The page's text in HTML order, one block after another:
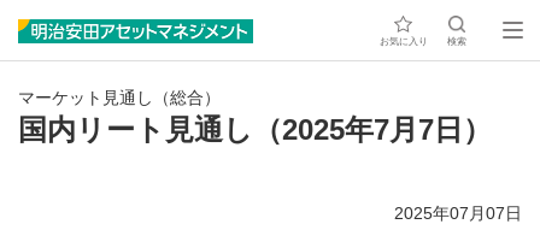
お気に入り 検索
マーケット見通し（総合）
国内リート見通し（2025年7月7日）
2025年07月07日